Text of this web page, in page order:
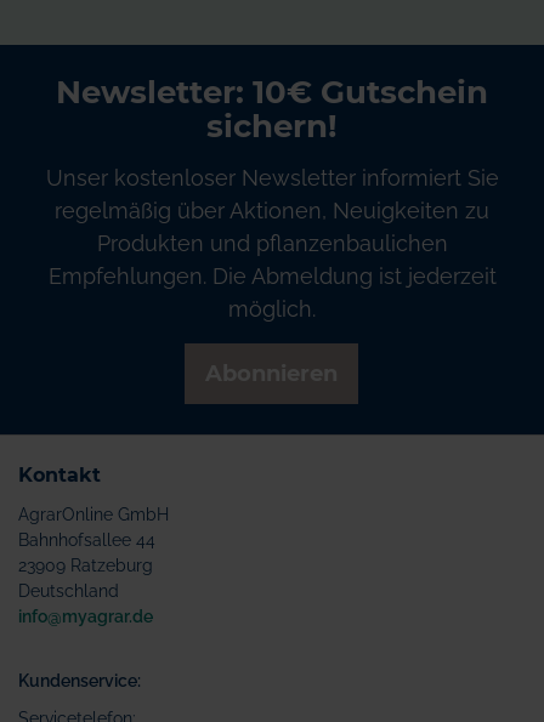
Newsletter: 10€ Gutschein
sichern!
Unser kostenloser Newsletter informiert Sie
regelmäßig über Aktionen, Neuigkeiten zu
Produkten und pflanzenbaulichen
Empfehlungen. Die Abmeldung ist jederzeit
möglich.
Kontakt
AgrarOnline GmbH
Bahnhofsallee 44
23909 Ratzeburg
Deutschland
info@myagrar.de
Kundenservice: